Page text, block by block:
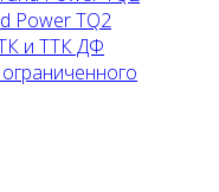
Power TQ2
и ТТК ДФ